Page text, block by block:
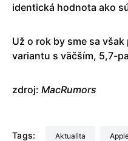
identická hodnota ako
Už o rok by sme sa
variantu s väčším, 5,7-
zdroj: MacRumors
Tags: aktualita